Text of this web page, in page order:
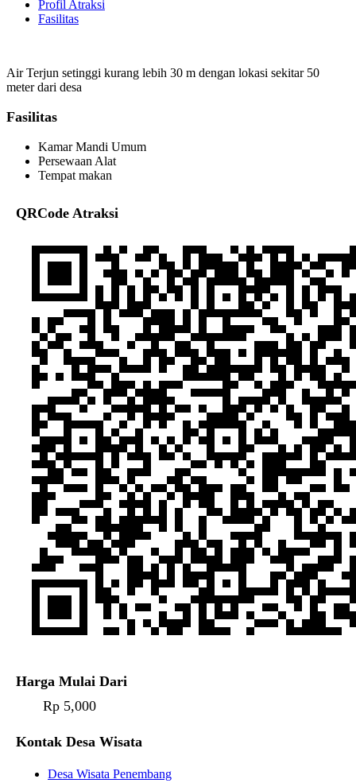
Profil Atraksi
Fasilitas
Air Terjun setinggi kurang lebih 30 m dengan lokasi sekitar 50
meter dari desa
Fasilitas
Kamar Mandi Umum
Persewaan Alat
Tempat makan
QRCode Atraksi
Harga Mulai Dari
Rp 5,000
Kontak Desa Wisata
Desa Wisata Penembang